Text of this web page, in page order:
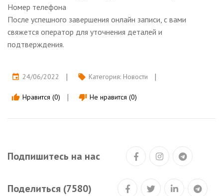
Номер телефона
После успешного завершения онлайн записи, с вами
свяжется оператор для уточнения деталей и
подтверждения.
event 24/06/2022 local_offer Категория: Новости
thumb_up Нравится (0) thumb_down Не нравится (0)
Подпишитесь на нас
Поделиться (7580)